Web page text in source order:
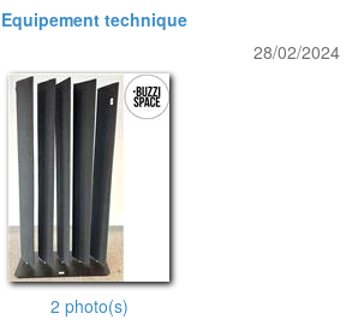
technique
28/02/2024
2 photo(s)